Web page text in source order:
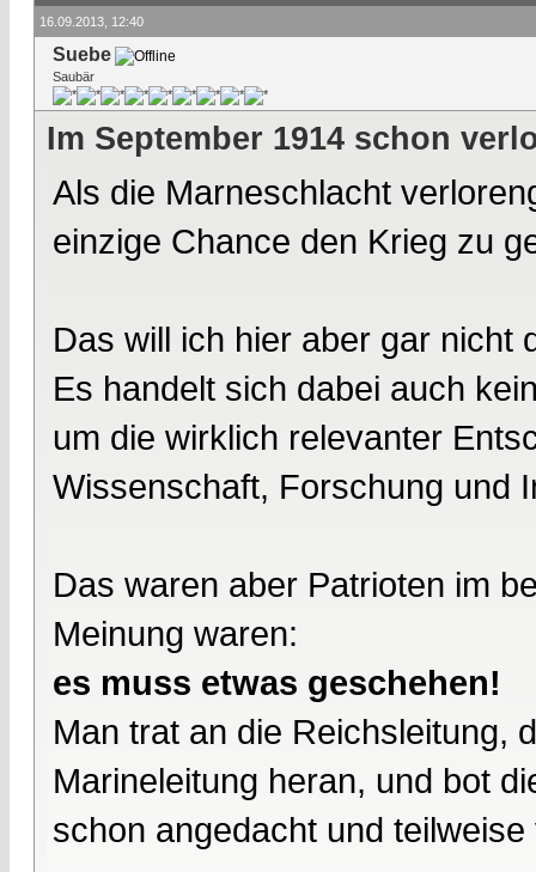
16.09.2013, 12:40
Suebe
Saubär
Im September 1914 schon
Als die Marneschlacht
einzige Chance den Krieg zu
Das will ich hier aber gar nicht
Es handelt sich dabei auch
um die wirklich relevanter
Wissenschaft, Forschung und
Das waren aber Patrioten im
Meinung waren:
es muss etwas geschehen!
Man trat an die Reichsleitung,
Marineleitung heran, und bot
schon angedacht und